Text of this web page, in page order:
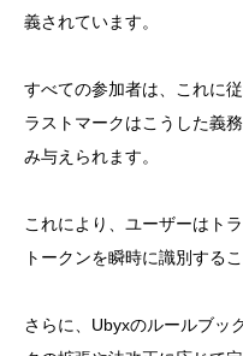
義されています。
すべての参加者は、これに
ラストマークはこうした義
み与えられます。
これにより、ユーザーはト
トークンを瞬時に識別する
さらに、Ubyxのルールブッ